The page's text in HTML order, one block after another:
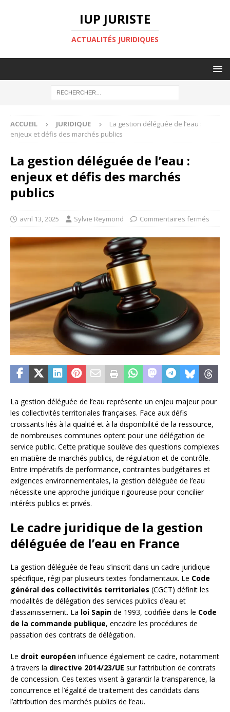
IUP JURISTE
ACTUALITÉS JURIDIQUES
ACCUEIL JURIDIQUE
La gestion déléguée de l’eau :
enjeux et défis des marchés publics
La gestion déléguée de l’eau :
enjeux et défis des marchés
publics
avril 13, 2025 Sylvie Reymond Commentaires fermés
La gestion déléguée de l’eau représente un enjeu majeur pour
les collectivités territoriales françaises. Face aux défis
croissants liés à la qualité et à la disponibilité de la ressource,
de nombreuses communes optent pour une délégation de
service public. Cette pratique soulève des questions complexes
en matière de marchés publics, de régulation et de contrôle.
Entre impératifs de performance, contraintes budgétaires et
exigences environnementales, la gestion déléguée de l’eau
nécessite une approche juridique rigoureuse pour concilier
intérêts publics et privés.
Le cadre juridique de la gestion
déléguée de l’eau en France
La gestion déléguée de l’eau s’inscrit dans un cadre juridique
spécifique, régi par plusieurs textes fondamentaux. Le Code
général des collectivités territoriales (CGCT) définit les
modalités de délégation des services publics d’eau et
d’assainissement. La loi Sapin de 1993, codifiée dans le Code
de la commande publique, encadre les procédures de
passation des contrats de délégation.
Le droit européen influence également ce cadre, notamment
à travers la directive 2014/23/UE sur l’attribution de contrats
de concession. Ces textes visent à garantir la transparence, la
concurrence et l’égalité de traitement des candidats dans
l’attribution des marchés publics de l’eau.